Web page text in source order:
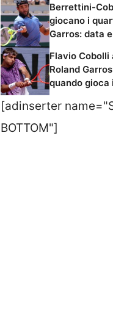
Berrettini-
giocano i
Garros: data
Flavio
Roland
quando gioca
[adinserter
BOTTOM"]